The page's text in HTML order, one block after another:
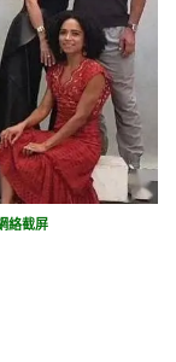
絡截屏